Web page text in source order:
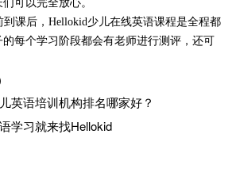
可以完全放心。
课后， Hellokid少儿在线英语课程是全程都
每个学习阶段都会有老师进行测评，还可
英语培训机构排名哪家好？
学习就来找Hellokid